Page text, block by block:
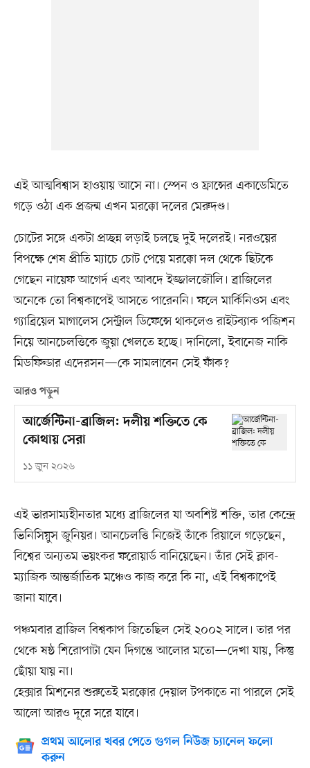
এই আত্মবিশ্বাস হাওয়ায় আসে না। স্পেন ও ফ্রান্সের একাডেমিতে
গড়ে ওঠা এক প্রজন্ম এখন মরক্কো দলের মেরুদণ্ড।
চোটের সঙ্গে একটা প্রচ্ছন্ন লড়াই চলছে দুই দলেরই। নরওয়ের
বিপক্ষে শেষ প্রীতি ম্যাচে চোট পেয়ে মরক্কো দল থেকে ছিটকে
গেছেন নায়েফ আগের্দ এবং আবদে ইজ্জালজৌলি। ব্রাজিলের
অনেকে তো বিশ্বকাপেই আসতে পারেননি। ফলে মার্কিনিওস এবং
গ্যাব্রিয়েল মাগালেস সেন্ট্রাল ডিফেন্সে থাকলেও রাইটব্যাক পজিশন
নিয়ে আনচেলত্তিকে জুয়া খেলতে হচ্ছে। দানিলো, ইবানেজ নাকি
মিডফিল্ডার এদেরসন—কে সামলাবেন সেই ফাঁক?
আরও পড়ুন
আর্জেন্টিনা-ব্রাজিল: দলীয় শক্তিতে কে
কোথায় সেরা
১১ জুন ২০২৬
এই ভারসাম্যহীনতার মধ্যে ব্রাজিলের যা অবশিষ্ট শক্তি, তার কেন্দ্রে
ভিনিসিয়ুস জুনিয়র। আনচেলত্তি নিজেই তাঁকে রিয়ালে গড়েছেন,
বিশ্বের অন্যতম ভয়ংকর ফরোয়ার্ড বানিয়েছেন। তাঁর সেই ক্লাব-
ম্যাজিক আন্তর্জাতিক মঞ্চেও কাজ করে কি না, এই বিশ্বকাপেই
জানা যাবে।
পঞ্চমবার ব্রাজিল বিশ্বকাপ জিতেছিল সেই ২০০২ সালে। তার পর
থেকে ষষ্ঠ শিরোপাটা যেন দিগন্তে আলোর মতো—দেখা যায়, কিন্তু
ছোঁয়া যায় না।
হেক্সার মিশনের শুরুতেই মরক্কোর দেয়াল টপকাতে না পারলে সেই
আলো আরও দূরে সরে যাবে।
প্রথম আলোর খবর পেতে গুগল নিউজ চ্যানেল ফলো
করুন